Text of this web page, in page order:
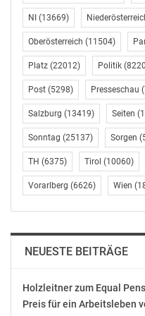
MARKETING & DAB+ IN
Thomas Bildner
seiner Rolle als DAB+
Marketings. Die
Marketingverantwortung
beruflichen Stationen
die Marken von
österreichischen Markt
_„Gutes Programm
ankommen. Deshalb
EVENTS: CHRISTIAN
Im Eventbereich
bereits in der
NI (13669)
Oberösterreich (11504)
Platz (22012) Politik
Post (5298) Presseschau
Salzburg (13419) Seiten
Sonntag (25137) Sorgen
TH (6375) Tirol (10060)
Vorarlberg (6626) Wien
NEUESTE BEITRÄGE
Holzleitner zum Equal
Preis für ein Arbeitsleben